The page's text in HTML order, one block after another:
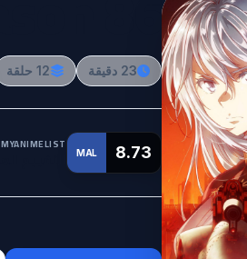
23 دقيقة 12 حلقة
MAL 8.73
MYANIMELIST